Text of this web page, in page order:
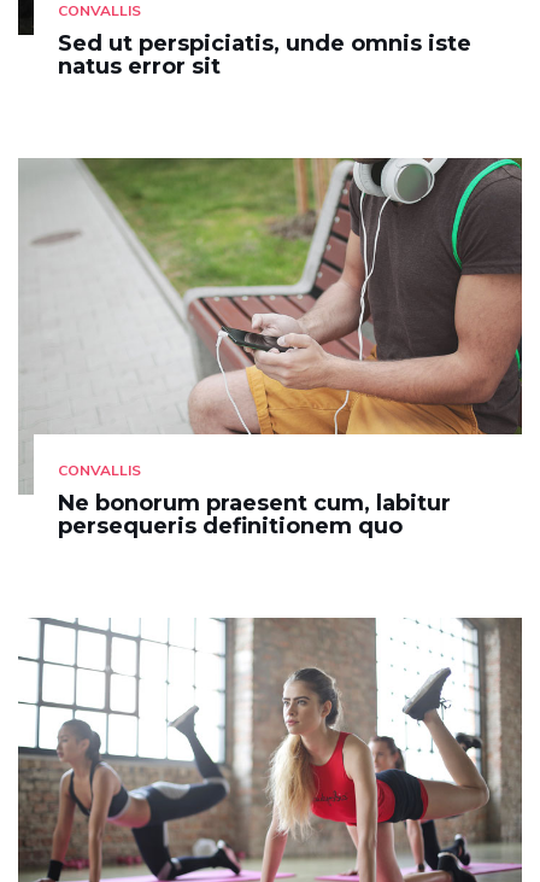
CONVALLIS
Sed ut perspiciatis, unde omnis iste
natus error sit
CONVALLIS
Ne bonorum praesent cum, labitur
persequeris definitionem quo